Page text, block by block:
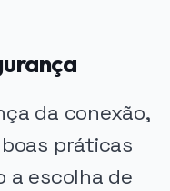
da conexão,
práticas
a escolha de